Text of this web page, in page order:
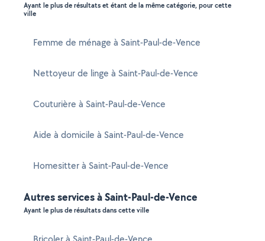
Ayant le plus de résultats et étant de la même catégorie, pour cette
ville
Femme de ménage à Saint-Paul-de-Vence
Nettoyeur de linge à Saint-Paul-de-Vence
Couturière à Saint-Paul-de-Vence
Aide à domicile à Saint-Paul-de-Vence
Homesitter à Saint-Paul-de-Vence
Autres services à Saint-Paul-de-Vence
Ayant le plus de résultats dans cette ville